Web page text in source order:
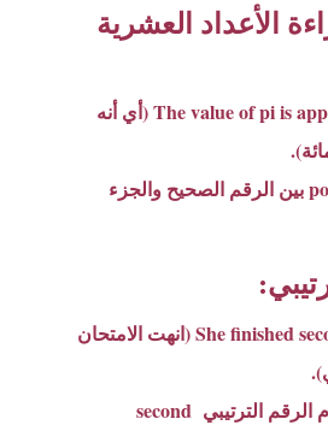
الأعداد العشرية
The value of pi is approximately 5.19 (أي أنه
ونلاحظ نطق point بين الرقم الصحيح والجزء
She finished second in the exam (انهت الامتحان
حيث يتم استخدام الرقم الترتيبي second